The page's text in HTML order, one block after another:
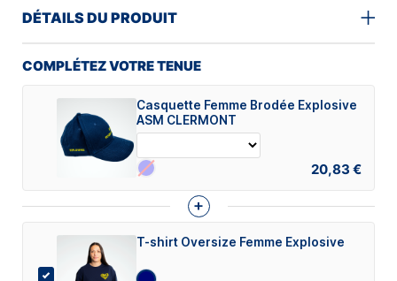
DÉTAILS DU PRODUIT
COMPLÉTEZ VOTRE TENUE
Casquette Femme Brodée Explosive
ASM CLERMONT
20,83 €
+
T-shirt Oversize Femme Explosive